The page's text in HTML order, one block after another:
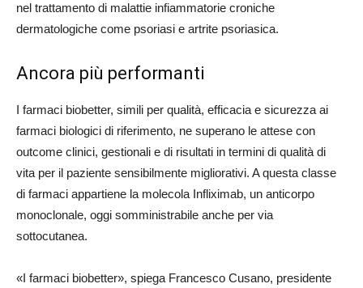
nel trattamento di malattie infiammatorie croniche
dermatologiche come psoriasi e artrite psoriasica.
Ancora più performanti
I farmaci biobetter, simili per qualità, efficacia e sicurezza ai
farmaci biologici di riferimento, ne superano le attese con
outcome clinici, gestionali e di risultati in termini di qualità di
vita per il paziente sensibilmente migliorativi. A questa classe
di farmaci appartiene la molecola Infliximab, un anticorpo
monoclonale, oggi somministrabile anche per via
sottocutanea.
«I farmaci biobetter», spiega Francesco Cusano, presidente